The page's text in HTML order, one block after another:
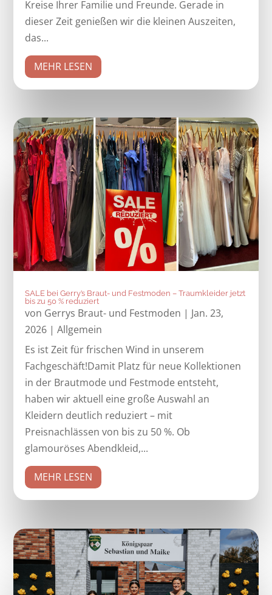
Kreise Ihrer Familie und Freunde. Gerade in
dieser Zeit genießen wir die kleinen Auszeiten,
das...
MEHR LESEN
SALE bei Gerry’s Braut- und Festmoden – Traumkleider jetzt
bis zu 50 % reduziert
von Gerrys Braut- und Festmoden | Jan. 23,
2026 |Allgemein
Es ist Zeit für frischen Wind in unserem
Fachgeschäft!Damit Platz für neue Kollektionen
in der Brautmode und Festmode entsteht,
haben wir aktuell eine große Auswahl an
Kleidern deutlich reduziert – mit
Preisnachlässen von bis zu 50 %. Ob
glamouröses Abendkleid,...
MEHR LESEN